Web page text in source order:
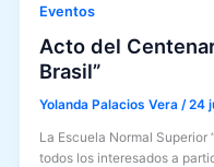
Eventos
Acto del
Brasil”
Yolanda Palacios Vera/24
La Escuela Normal Superior
todos los interesados a